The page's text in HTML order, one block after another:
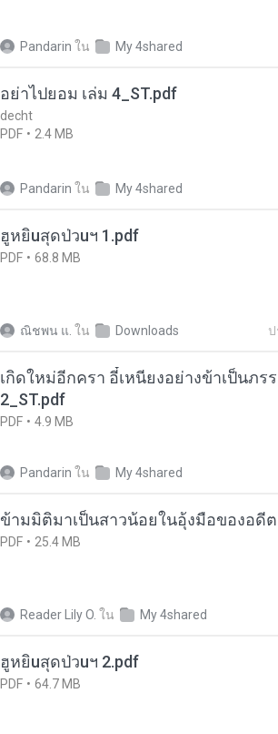
Pandarin ใน My 4shared
อย่าไปยอม เล่ม 4_ST.pdf
decht
PDF
2.4 MB
Pandarin ใน My 4shared
ฮูหยิuสุดป่วuฯ 1.pdf
PDF 68.8 MB
ณิชพน แ. ใน Downloads
เกิดใหม่อีกครา อี๋เหนียงอย่างข้าเป็นภร
2_ST.pdf
PDF 4.9 MB
Pandarin ใน My 4shared
ข้ามมิติมาเป็นสาวน้อยในอุ้งมือของอดี
PDF 25.4 MB
Reader Lily O. ใน My 4shared
ฮูหยิuสุดป่วuฯ 2.pdf
PDF 64.7 MB